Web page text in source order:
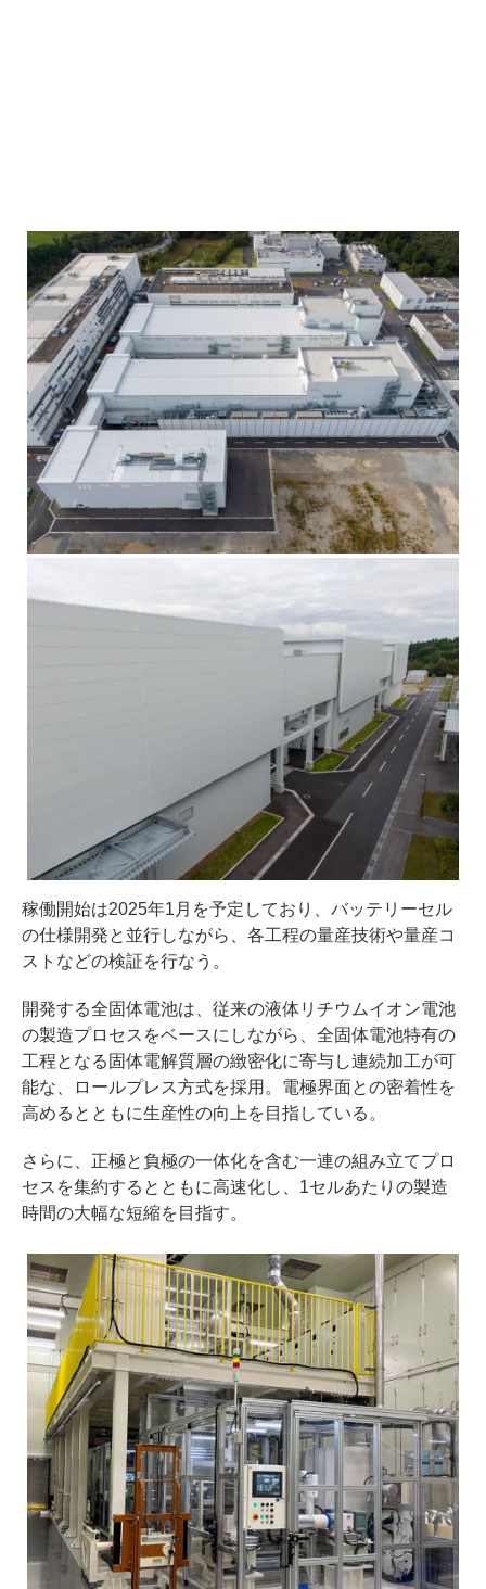
稼働開始は2025年1月を予定しており、バッテリーセル
の仕様開発と並行しながら、各工程の量産技術や量産コ
ストなどの検証を行なう。
開発する全固体電池は、従来の液体リチウムイオン電池
の製造プロセスをベースにしながら、全固体電池特有の
工程となる固体電解質層の緻密化に寄与し連続加工が可
能な、ロールプレス方式を採用。電極界面との密着性を
高めるとともに生産性の向上を目指している。
さらに、正極と負極の一体化を含む一連の組み立てプロ
セスを集約するとともに高速化し、1セルあたりの製造
時間の大幅な短縮を目指す。